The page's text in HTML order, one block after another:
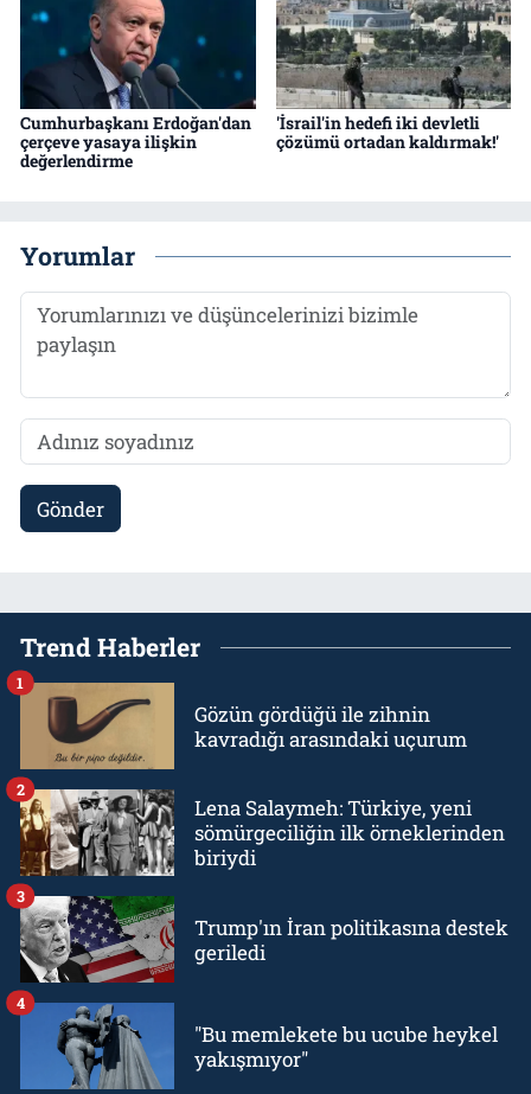
Cumhurbaşkanı Erdoğan'dan
çerçeve yasaya ilişkin
değerlendirme
'İsrail'in hedefi iki devletli
çözümü ortadan kaldırmak!'
Yorumlar
Gönder
Trend Haberler
Gözün gördüğü ile zihnin
kavradığı arasındaki uçurum
1
Lena Salaymeh: Türkiye, yeni
sömürgeciliğin ilk örneklerinden
biriydi
2
Trump'ın İran politikasına destek
geriledi
3
"Bu memlekete bu ucube heykel
yakışmıyor"
4